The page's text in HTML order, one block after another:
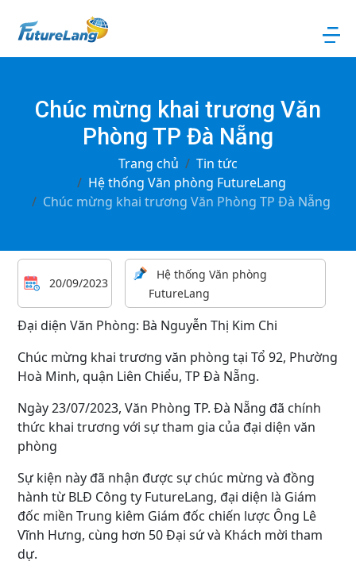
Chúc mừng khai trương Văn
Phòng TP Đà Nẵng
Trang chủ
Tin tức
Hệ thống Văn phòng FutureLang
Chúc mừng khai trương Văn Phòng TP Đà Nẵng
20/09/2023
Hệ thống Văn phòng
FutureLang
Đại diện Văn Phòng: Bà Nguyễn Thị Kim Chi
Chúc mừng khai trương văn phòng tại Tổ 92, Phường
Hoà Minh, quận Liên Chiểu, TP Đà Nẵng.
Ngày 23/07/2023, Văn Phòng TP. Đà Nẵng đã chính
thức khai trương với sự tham gia của đại diện văn
phòng
Sự kiện này đã nhận được sự chúc mừng và đồng
hành từ BLĐ Công ty FutureLang, đại diện là Giám
đốc miền Trung kiêm Giám đốc chiến lược Ông Lê
Vĩnh Hưng, cùng hơn 50 Đại sứ và Khách mời tham
dự.